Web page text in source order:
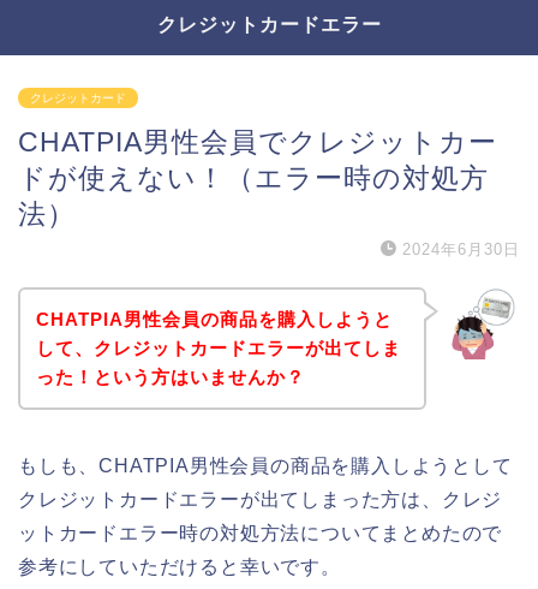
クレジットカードエラー
クレジットカード
CHATPIA男性会員でクレジットカー
ドが使えない！（エラー時の対処方
法）
2024年6月30日
CHATPIA男性会員の商品を購入しようと
して、クレジットカードエラーが出てしま
った！という方はいませんか？
もしも、CHATPIA男性会員の商品を購入しようとして
クレジットカードエラーが出てしまった方は、クレジ
ットカードエラー時の対処方法についてまとめたので
参考にしていただけると幸いです。